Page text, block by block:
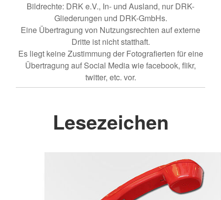
Bildrechte: DRK e.V., In- und Ausland, nur DRK-
Gliederungen und DRK-GmbHs.
Eine Übertragung von Nutzungsrechten auf externe
Dritte ist nicht statthaft.
Es liegt keine Zustimmung der Fotografierten für eine
Übertragung auf Social Media wie facebook, flikr,
twitter, etc. vor.
Lesezeichen